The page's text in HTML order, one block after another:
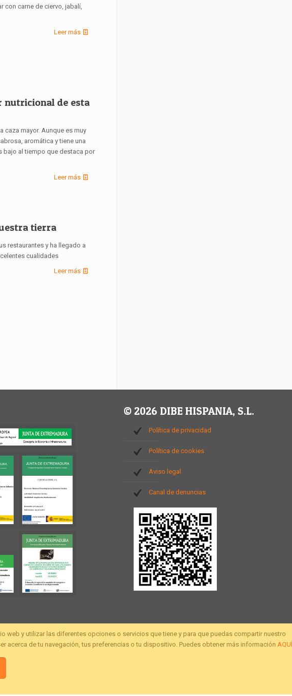
con carne de ciervo, jabalí,
Leer más
nutricional de esta
caza mayor. Aunque es muy
aromática y tiene una
bajo al tiempo que destaca por
Leer más
tierra
restaurantes y ha llegado a
cualidades
Leer más
© 2026 DIBE HISPANIA, S.L.
Política de privacidad
Política de cookies
Aviso legal
Canal de denuncias
y utilizar las diferentes opciones o servicios que tiene y para que puedas compartir nuestro
acerca de tu navegación, tus preferencias o tu dispositivo. Puedes obtener más información AQUÍ